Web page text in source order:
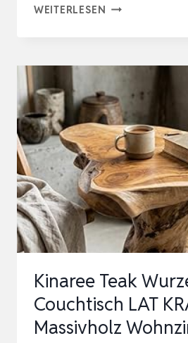
WEITERLESEN KINAREE
NONG
PRUE
–
51
CM
HÖHE,
RUNDE
FORM
VERDREHTEN
STREBEN
–
Kinaree Teak
Couchtisch LAT
Massivholz